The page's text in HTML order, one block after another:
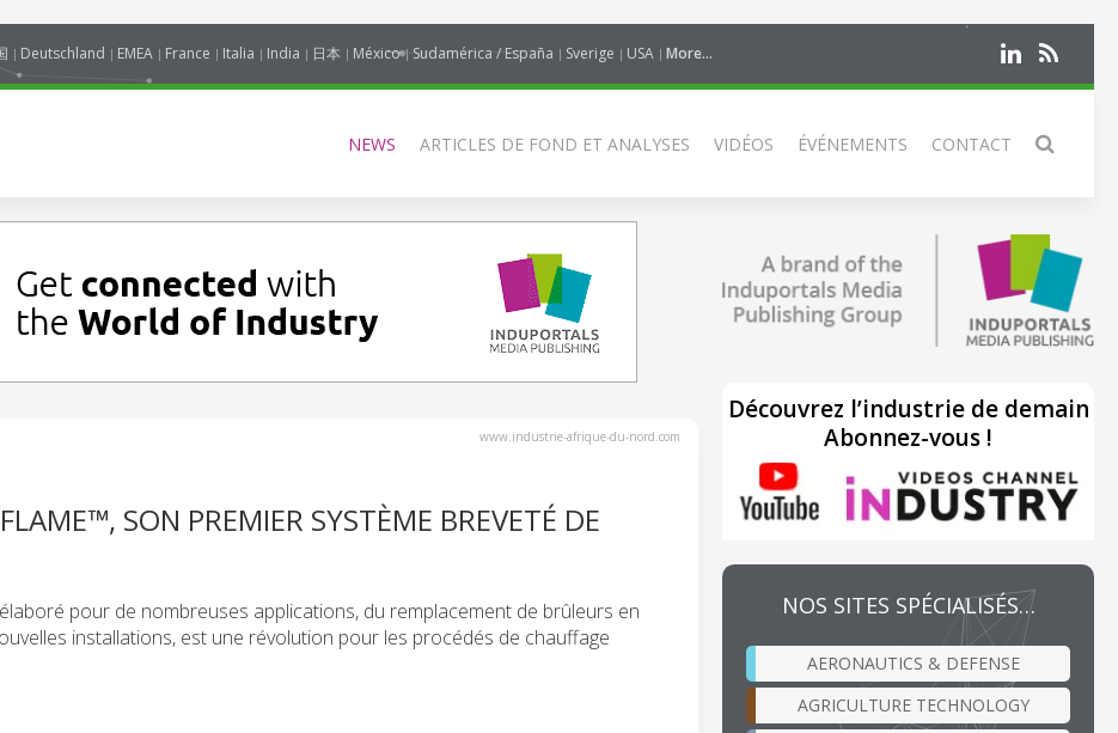
Deutschland EMEA France Italia India 日本 México Sudamérica / España Sverige USA More...
NEWS ARTICLES DE FOND ET ANALYSES VIDÉOS ÉVÉNEMENTS CONTACT
www.industrie-afrique-du-nord.com
SON PREMIER SYSTÈME BREVETÉ DE
pour de nombreuses applications, du remplacement de brûleurs en
installations, est une révolution pour les procédés de chauffage
Découvrez l’industrie de demain
Abonnez-vous !
NOS SITES SPÉCIALISÉS…
AERONAUTICS & DEFENSE
AGRICULTURE TECHNOLOGY